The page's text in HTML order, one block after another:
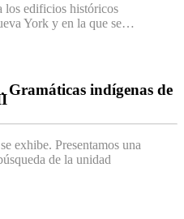
los edificios históricos
York y en la que se…
Gramáticas indígenas de
exhibe. Presentamos una
de la unidad